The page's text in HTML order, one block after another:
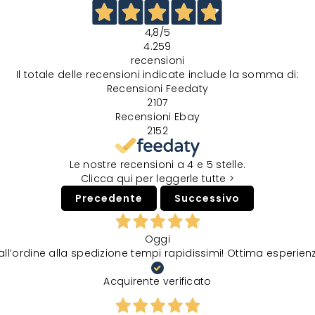
4,8/5
4.259
recensioni
Il totale delle recensioni indicate include la somma di:
Recensioni Feedaty
2107
Recensioni Ebay
2152
Le nostre recensioni a 4 e 5 stelle.
Clicca qui per leggerle tutte >
Precedente
Successivo
Oggi
alla spedizione tempi rapidissimi! Ottima
Acquirente verificato